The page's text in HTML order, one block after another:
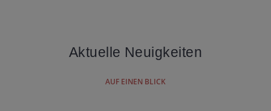
Aktuelle Neuigkeiten
AUF EINEN BLICK